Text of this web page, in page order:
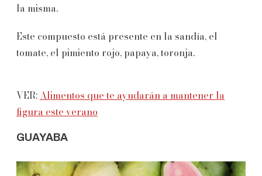
la misma.
Este compuesto está presente en la sandía, el
tomate, el pimiento rojo, papaya, toronja.
VER:Alimentos que te ayudarán a mantener la
figura este verano
GUAYABA